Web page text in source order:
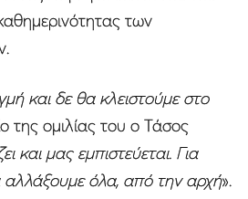
των
και δε θα κλειστούμε στο
της ομιλίας του ο Τάσος
και μας εμπιστεύεται. Για
αλλάξουμε όλα, από την αρχή».